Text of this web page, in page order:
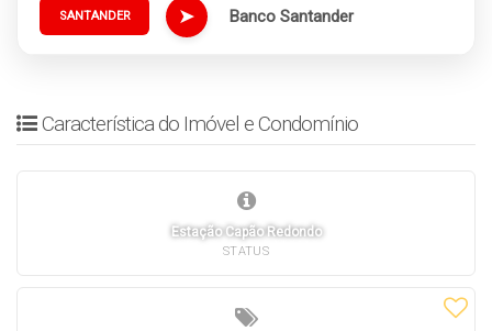
SANTANDER ➤ Banco Santander
Característica do Imóvel e Condomínio
Estação Capão Redondo
STATUS